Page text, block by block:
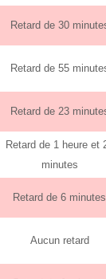
Retard de 30
Retard de 55
Retard de 23
Retard de 1 heure et
minutes
Retard de 6 minutes
Aucun retard